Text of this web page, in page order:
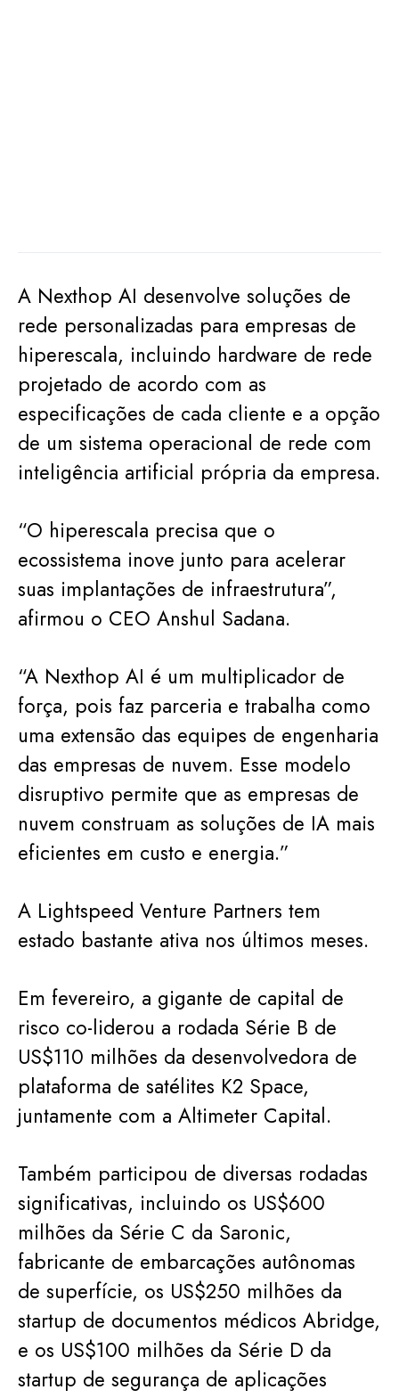
A Nexthop AI desenvolve soluções de
rede personalizadas para empresas de
hiperescala, incluindo hardware de rede
projetado de acordo com as
especificações de cada cliente e a opção
de um sistema operacional de rede com
inteligência artificial própria da empresa.
“O hiperescala precisa que o
ecossistema inove junto para acelerar
suas implantações de infraestrutura”,
afirmou o CEO Anshul Sadana.
“A Nexthop AI é um multiplicador de
força, pois faz parceria e trabalha como
uma extensão das equipes de engenharia
das empresas de nuvem. Esse modelo
disruptivo permite que as empresas de
nuvem construam as soluções de IA mais
eficientes em custo e energia.”
A Lightspeed Venture Partners tem
estado bastante ativa nos últimos meses.
Em fevereiro, a gigante de capital de
risco co-liderou a rodada Série B de
US$110 milhões da desenvolvedora de
plataforma de satélites K2 Space,
juntamente com a Altimeter Capital.
Também participou de diversas rodadas
significativas, incluindo os US$600
milhões da Série C da Saronic,
fabricante de embarcações autônomas
de superfície, os US$250 milhões da
startup de documentos médicos Abridge,
e os US$100 milhões da Série D da
startup de segurança de aplicações